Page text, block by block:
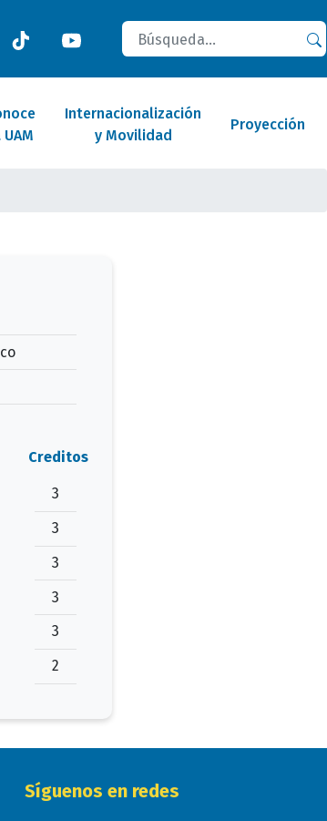
Buscar
UAM
Internacionalización
y Movilidad
Proyección
Creditos
3
3
3
3
3
2
Síguenos en redes